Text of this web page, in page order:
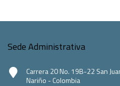
Sede Administrativa
Carrera 20 No. 19B-22 San
Nariño - Colombia